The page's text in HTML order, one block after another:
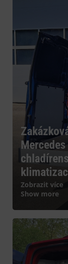
Zobrazit více
Show more